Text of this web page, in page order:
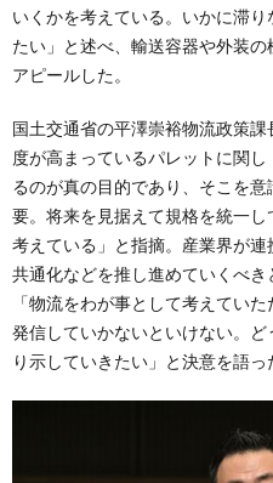
いくかを考えている。いかに滞
たい」と述べ、輸送容器や外装
アピールした。
国土交通省の平澤崇裕物流政策
度が高まっているパレットに関
るのが真の目的であり、そこを
要。将来を見据えて規格を統一
考えている」と指摘。産業界が
共通化などを推し進めていくべ
「物流をわが事として考えてい
発信していかないといけない。
り示していきたい」と決意を語っ